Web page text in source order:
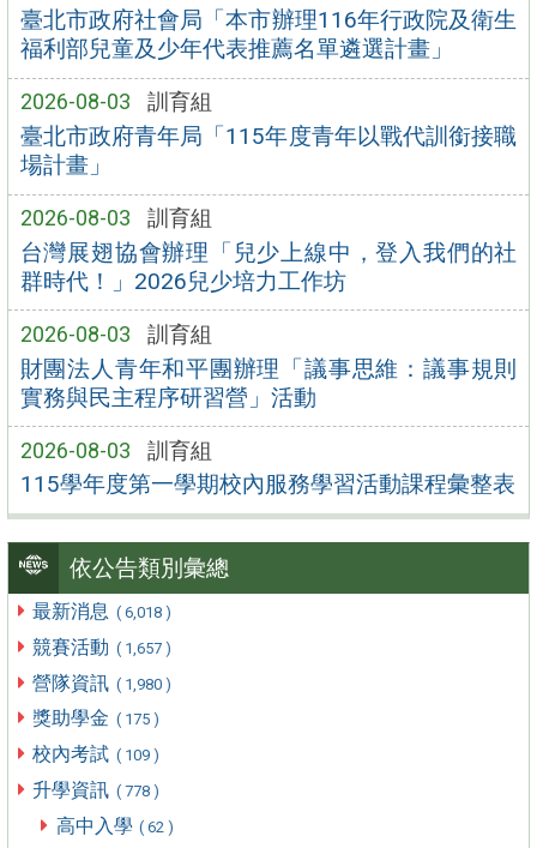
臺北市政府社會局「本市辦理116年行政院及衛生
福利部兒童及少年代表推薦名單遴選計畫」
2026-08-03 訓育組
臺北市政府青年局「115年度青年以戰代訓銜接職
場計畫」
2026-08-03 訓育組
台灣展翅協會辦理「兒少上線中，登入我們的社
群時代！」2026兒少培力工作坊
2026-08-03 訓育組
財團法人青年和平團辦理「議事思維：議事規則
實務與民主程序研習營」活動
2026-08-03 訓育組
115學年度第一學期校內服務學習活動課程彙整表
依公告類別彙總
最新消息 ( 6,018 )
競賽活動 ( 1,657 )
營隊資訊 ( 1,980 )
獎助學金 ( 175 )
校內考試 ( 109 )
升學資訊 ( 778 )
高中入學 ( 62 )